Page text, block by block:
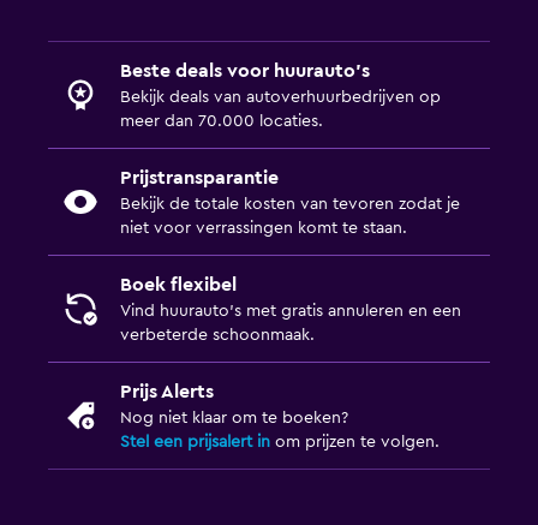
Beste deals voor huurauto's
Bekijk deals van autoverhuurbedrijven op
meer dan 70.000 locaties.
Prijstransparantie
Bekijk de totale kosten van tevoren zodat je
niet voor verrassingen komt te staan.
Boek flexibel
Vind huurauto's met gratis annuleren en een
verbeterde schoonmaak.
Prijs Alerts
Nog niet klaar om te boeken?
Stel een prijsalert in om prijzen te volgen.